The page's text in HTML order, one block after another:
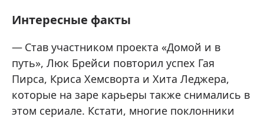
Интересные факты
Став участником проекта «Домой и в
путь», Люк Брейси повторил успех Гая
Пирса, Криса Хемсворта и Хита Леджера,
которые на заре карьеры также снимались в
этом сериале. Кстати, многие поклонники